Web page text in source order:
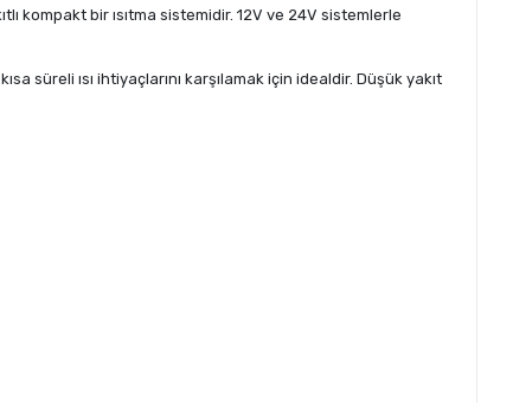
kompakt bir ısıtma sistemidir. 12V ve 24V sistemlerle
süreli ısı ihtiyaçlarını karşılamak için idealdir. Düşük yakıt